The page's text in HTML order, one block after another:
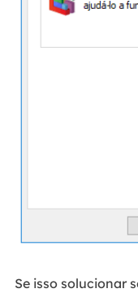
Se isso solucionar